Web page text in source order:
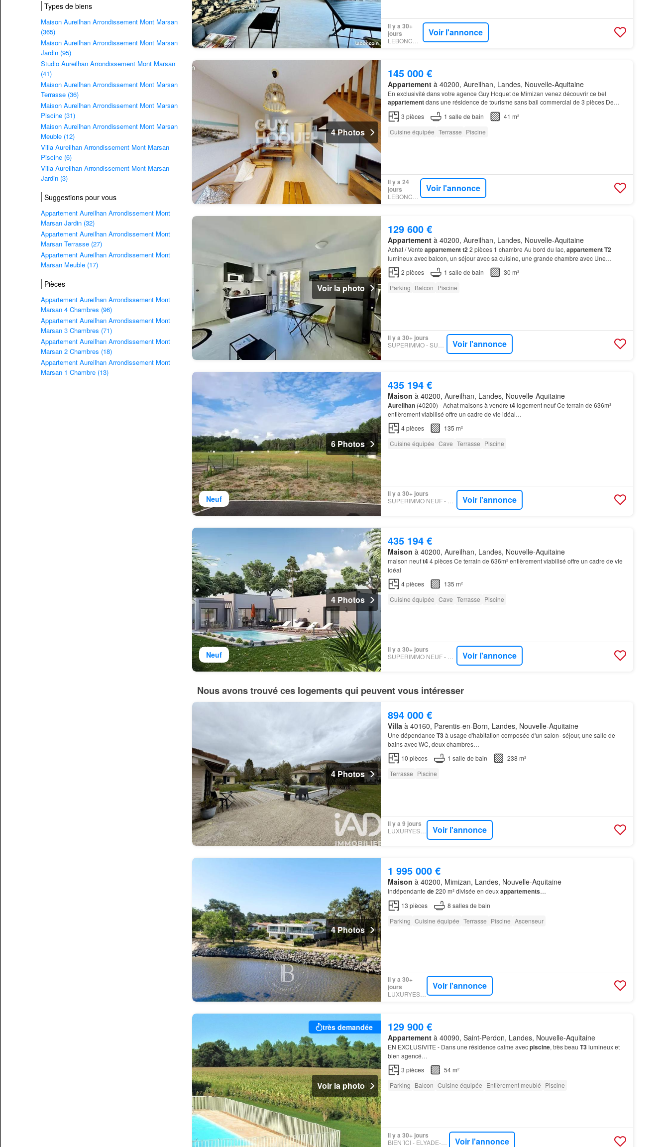
Types de biens
Maison Aureilhan Arrondissement Mont Marsan
(365)
Maison Aureilhan Arrondissement Mont Marsan
Jardin (95)
Studio Aureilhan Arrondissement Mont Marsan
(41)
Maison Aureilhan Arrondissement Mont Marsan
Terrasse (36)
Maison Aureilhan Arrondissement Mont Marsan
Piscine (31)
Maison Aureilhan Arrondissement Mont Marsan
Meuble (12)
Villa Aureilhan Arrondissement Mont Marsan
Piscine (6)
Villa Aureilhan Arrondissement Mont Marsan
Jardin (3)
Suggestions pour vous
Appartement Aureilhan Arrondissement Mont
Marsan Jardin (32)
Appartement Aureilhan Arrondissement Mont
Marsan Terrasse (27)
Appartement Aureilhan Arrondissement Mont
Marsan Meuble (17)
Pièces
Appartement Aureilhan Arrondissement Mont
Marsan 4 Chambres (96)
Appartement Aureilhan Arrondissement Mont
Marsan 3 Chambres (71)
Appartement Aureilhan Arrondissement Mont
Marsan 2 Chambres (18)
Appartement Aureilhan Arrondissement Mont
Marsan 1 Chambre (13)
Il y a 30+
jours
Voir l'annonce
4 Photos
145 000 €
Appartementà 40200, Aureilhan, Landes, Nouvelle-Aquitaine
En exclusivité dans votre agence Guy Hoquet de Mimizan venez découvrir ce bel
appartementdans une résidence de tourisme sans bail commercial de 3 pièces De
plus, vous pourrez profiter d'une terrasse, d'une salle de sport et…
3 pièces 1 salle de bain
41 m²
Cuisine équipée Terrasse Piscine
Il y a 24
jours
Voir l'annonce
Voir la photo
129 600 €
Appartementà 40200, Aureilhan, Landes, Nouvelle-Aquitaine
Achat / Vente appartement t22 pièces 1 chambre Au bord du lac, appartement T2
lumineux avec balcon, un séjour avec sa cuisine, une grande chambre avec Une
piscine pour les moments de détentes…
2 pièces 1 salle de bain
30 m²
Parking Balcon Piscine
Il y a 30+ jours
Voir l'annonce
Neuf
6 Photos
435 194 €
Maison à 40200, Aureilhan, Landes, Nouvelle-Aquitaine
Aureilhan(40200) - Achat maisons à vendre t4logement neuf Ce terrain de 636m²
entièrement viabilisé offre un cadre de vie idéal…
4pièces
135 m²
Cuisine équipée Cave Terrasse Piscine
Il y a 30+ jours
Voir l'annonce
Neuf
4 Photos
435 194 €
Maison à 40200, Aureilhan, Landes, Nouvelle-Aquitaine
maison neuft44 pièces Ce terrain de 636m² entièrement viabilisé offre un cadre de vie
idéal
4pièces
135 m²
Cuisine équipée Cave Terrasse Piscine
Il y a 30+ jours
Voir l'annonce
Nous avons trouvé ces logements qui peuvent vous intéresser
4 Photos
894 000 €
Villaà 40160, Parentis-en-Born, Landes, Nouvelle-Aquitaine
Une dépendance T3à usage d'habitation composée d'un salon- séjour, une salle de
bains avec WC, deux chambres…
10 pièces 1 salle de bain
238 m²
Terrasse Piscine
Il y a 9 jours
LUXURYESTATE Voir l'annonce
4 Photos
1 995 000 €
Maison à 40200, Mimizan, Landes, Nouvelle-Aquitaine
indépendante de220 m² divisée en deuxappartements…
13 pièces 8 salles de bain
Parking Cuisine équipée Terrasse Piscine Ascenseur
Il y a 30+
jours
LUXURYESTATE
Voir l'annonce
très demandée
Voir la photo
129 900 €
Appartementà 40090, Saint-Perdon, Landes, Nouvelle-Aquitaine
EN EXCLUSIVITE - Dans une résidence calme avecpiscine, très beau T3lumineux et
bien agencé…
3 pièces
54 m²
Parking Balcon Cuisine équipée Entièrement meublé Piscine
Il y a 30+ jours
BIEN´ICI - ELYADE-FILATIERS Voir l'annonce